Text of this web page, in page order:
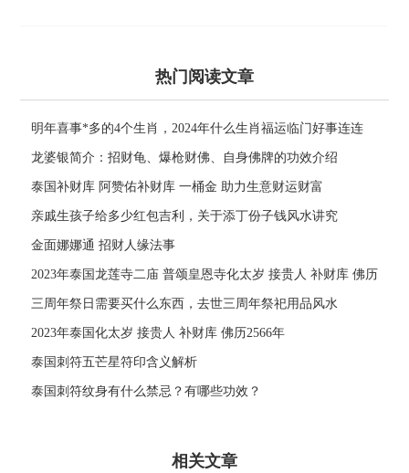
热门阅读文章
明年喜事*多的4个生肖，2024年什么生肖福运临门好事连连
龙婆银简介：招财龟、爆枪财佛、自身佛牌的功效介绍
泰国补财库 阿赞佑补财库 一桶金 助力生意财运财富
亲戚生孩子给多少红包吉利，关于添丁份子钱风水讲究
金面娜娜通 招财人缘法事
2023年泰国龙莲寺二庙 普颂皇恩寺化太岁 接贵人 补财库 佛历
2566年
三周年祭日需要买什么东西，去世三周年祭祀用品风水
2023年泰国化太岁 接贵人 补财库 佛历2566年
泰国刺符五芒星符印含义解析
泰国刺符纹身有什么禁忌？有哪些功效？
相关文章